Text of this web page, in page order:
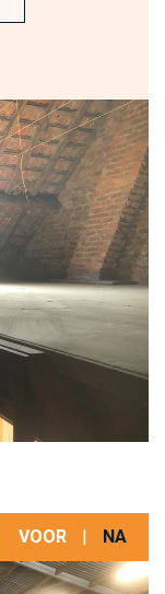
VOOR NA